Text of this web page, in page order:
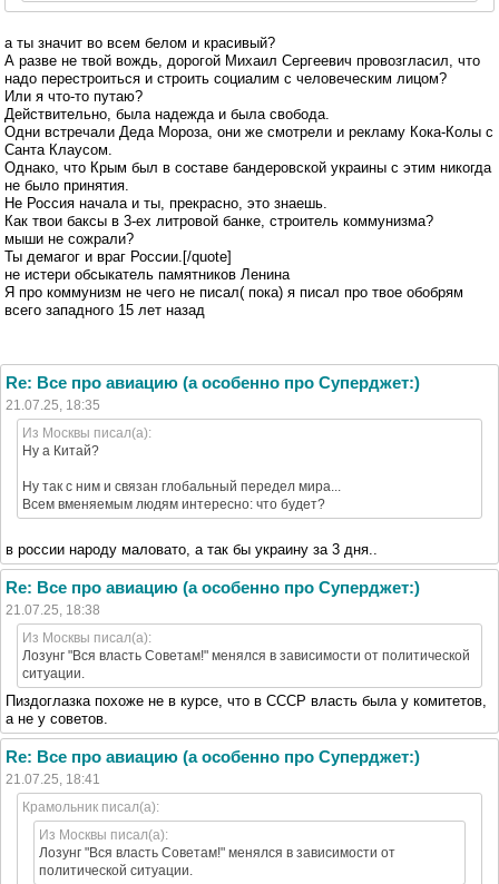
а ты значит во всем белом и красивый?
А разве не твой вождь, дорогой Михаил Сергеевич провозгласил, что
надо перестроиться и строить социалим с человеческим лицом?
Или я что-то путаю?
Действительно, была надежда и была свобода.
Одни встречали Деда Мороза, они же смотрели и рекламу Кока-Колы с
Санта Клаусом.
Однако, что Крым был в составе бандеровской украины с этим никогда
не было принятия.
Не Россия начала и ты, прекрасно, это знаешь.
Как твои баксы в 3-ех литровой банке, строитель коммунизма?
мыши не сожрали?
Ты демагог и враг России.[/quote]
не истери обсыкатель памятников Ленина
Я про коммунизм не чего не писал( пока) я писал про твое обобрям
всего западного 15 лет назад
Re: Все про авиацию (а особенно про Суперджет:)
21.07.25, 18:35
Из Москвы писал(а):
Ну а Китай?
Ну так с ним и связан глобальный передел мира...
Всем вменяемым людям интересно: что будет?
в россии народу маловато, а так бы украину за 3 дня..
Re: Все про авиацию (а особенно про Суперджет:)
21.07.25, 18:38
Из Москвы писал(а):
Лозунг "Вся власть Советам!" менялся в зависимости от политической
ситуации.
Пиздоглазка похоже не в курсе, что в СССР власть была у комитетов,
а не у советов.
Re: Все про авиацию (а особенно про Суперджет:)
21.07.25, 18:41
Крамольник писал(а):
Из Москвы писал(а):
Лозунг "Вся власть Советам!" менялся в зависимости от
политической ситуации.